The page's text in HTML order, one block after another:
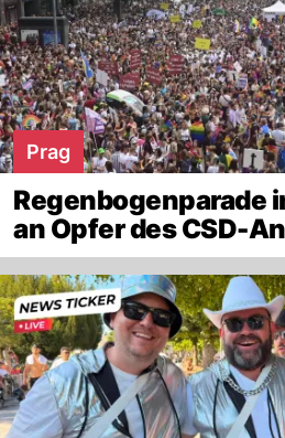
Prag
Regenbogenparade
an Opfer des CSD-